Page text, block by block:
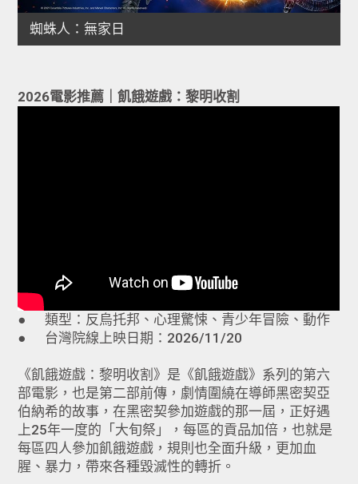
2026電影推薦｜飢餓遊戲：黎明收割
● 類型：反烏托邦、心理驚悚、青少年冒險、動作
● 台灣院線上映日期：2026/11/20
《飢餓遊戲：黎明收割》是《飢餓遊戲》系列的第六
部電影，也是第二部前傳，劇情圍繞在導師黑密契亞
伯納希的故事，在黑密契參加遊戲的那一屆，正好遇
上25年一度的「大旬祭」，每區的貢品加倍，也就是
每區四人參加飢餓遊戲，規則也全面升級，更加血
腥、暴力，帶來各種毀滅性的轉折。